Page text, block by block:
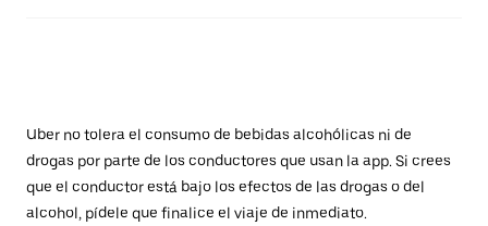
Uber no tolera el consumo de bebidas alcohólicas ni de
drogas por parte de los conductores que usan la app. Si crees
que el conductor está bajo los efectos de las drogas o del
alcohol, pídele que finalice el viaje de inmediato.